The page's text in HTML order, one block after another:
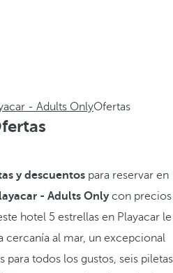
- Adults OnlyOfertas
y descuentos para reservar en
- Adults Onlycon precios
hotel 5 estrellas en Playacar le
cercanía al mar, un excepcional
para todos los gustos, seis piletas